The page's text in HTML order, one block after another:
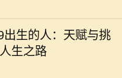
出生的人：天赋与挑
生之路
的命理密码。对于2006
出生的人来说，他们的命
挑战与机遇。这一天出